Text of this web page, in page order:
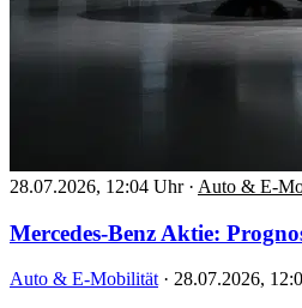
28.07.2026, 12:04 Uhr · Auto & E-
Mercedes-Benz Aktie:
Auto & E-Mobilität · 28.07.2026,